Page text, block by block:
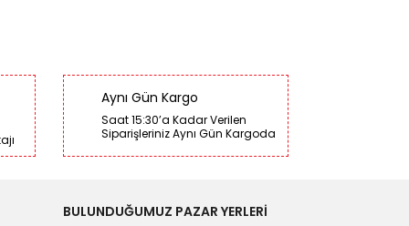
Aynı Gün Kargo
Saat 15:30’a Kadar Verilen
Siparişleriniz Aynı Gün Kargoda
BULUNDUĞUMUZ PAZAR YERLERİ